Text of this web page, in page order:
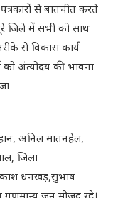
से बातचीत करते
जिले में सभी को साथ
से विकास कार्य
को अंत्योदय की भावना
अनिल मातनहेल,
जिला
धनखड़,सुभाष